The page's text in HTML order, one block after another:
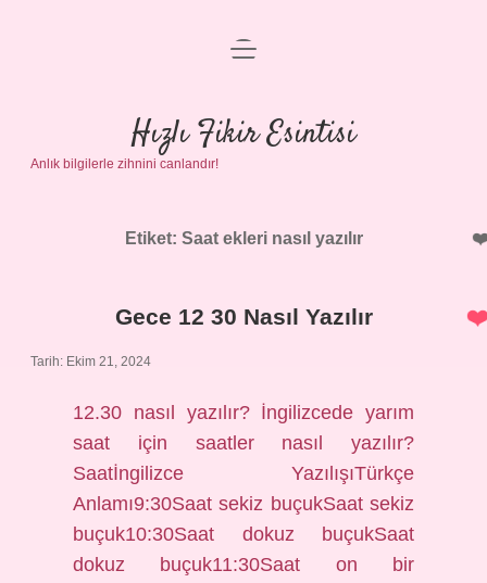
Anasayfa
Gizlilik Politikası
Yasal Uyarı
menüyü
Hızlı Fikir Esintisi
Anlık bilgilerle zihnini canlandır!
Etiket: Saat ekleri nasıl yazılır
Gece 12 30 Nasıl Yazılır
Tarih: Ekim 21, 2024
12.30 nasıl yazılır? İngilizcede yarım
saat için saatler nasıl yazılır?
Saatİngilizce YazılışıTürkçe
Anlamı9:30Saat sekiz buçukSaat sekiz
buçuk10:30Saat dokuz buçukSaat
dokuz buçuk11:30Saat on bir